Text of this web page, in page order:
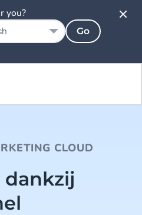
CLOUD
dankzij
you?
Go